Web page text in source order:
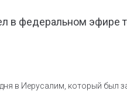
в федеральном эфире
в Иерусалим, который был